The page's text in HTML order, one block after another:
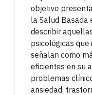
objetivo
la Salud Basada
describir
psicológicas que
señalan como
eficientes en su
problemas
ansiedad,